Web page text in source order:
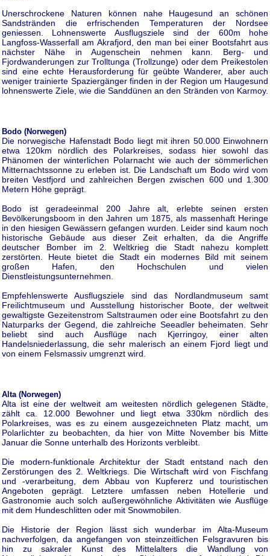
Unerschrockene Naturen können nahe Haugesund an schönen
Sandstränden die erfrischenden Temperaturen der Nordsee
geniessen. Lohnenswerte Ausflugsziele sind der 600m hohe
Langfoss-Wasserfall am Akrafjord, den man bei einer Bootsfahrt aus
nächster Nähe in Augenschein nehmen kann. Berg- und
Fjordwanderungen zur Trolltunga (Trollzunge) oder dem Preikestolen
sind eine echte Herausforderung für geübte Wanderer, aber auch
weniger trainierte Spaziergänger finden in der Region um Haugesund
lohnenswerte Ziele, wie die Sanddünen an den Stränden von Karmoy.
Bodo (Norwegen)
Die norwegische Hafenstadt Bodo liegt mit ihren 50.000 Einwohnern
etwa 120km nördlich des Polarkreises, sodass hier sowohl das
Phänomen der winterlichen Polarnacht wie auch der sömmerlichen
Mitternachtssonne zu erleben ist. Die Landschaft um Bodo wird vom
breiten Vestfjord und zahlreichen Bergen zwischen 600 und 1.300
Metern Höhe geprägt.
Bodo ist geradeeinmal 200 Jahre alt, erlebte seinen ersten
Bevölkerungsboom in den Jahren um 1875, als massenhaft Heringe
in den hiesigen Gewässern gefangen wurden. Leider sind kaum noch
historische Gebäude aus dieser Zeit erhalten, da die Angriffe
deutscher Bomber im 2. Weltkrieg die Stadt nahezu komplett
zerstörten. Heute bietet die Stadt ein modernes Bild mit seinem
großen Hafen, den Hochschulen und vielen
Dienstleistungsunternehmen.
Empfehlenswerte Ausflugsziele sind das Nordlandmuseum samt
Freilichtmuseum und Ausstellung historischer Boote, der weltweit
gewaltigste Gezeitenstrom Saltstraumen oder eine Bootsfahrt zu den
Naturparks der Gegend, die zahlreiche Seeadler beheimaten. Sehr
beliebt sind auch Ausflüge nach Kjerringoy, einer alten
Handelsniederlassung, die sehr malerisch an einem Fjord liegt und
von einem Felsmassiv umgrenzt wird.
Alta (Norwegen)
Alta ist eine der weltweit am weitesten nördlich gelegenen Städte,
zählt ca. 12.000 Bewohner und liegt etwa 330km nördlich des
Polarkreises, was es zu einem ausgezeichneten Platz macht, um
Polarlichter zu beobachten, da hier von Mitte November bis Mitte
Januar die Sonne unterhalb des Horizonts verbleibt.
Die modern-funktionale Architektur der Stadt entstand nach den
Zerstörungen des 2. Weltkriegs. Die Wirtschaft wird von Fischfang
und -verarbeitung, dem Abbau von Kupfererz und touristischen
Angeboten geprägt. Letztere umfassen neben Hotellerie und
Gastronomie auch solch außergewöhnliche Aktivitäten wie Ausflüge
mit dem Hundeschlitten oder mit Snowmobilen.
Die Historie der Region lässt sich wunderbar im Alta-Museum
nachverfolgen, da angefangen von steinzeitlichen Felsgravuren bis
hin zu sakraler Kunst des Mittelalters die Wandlung von